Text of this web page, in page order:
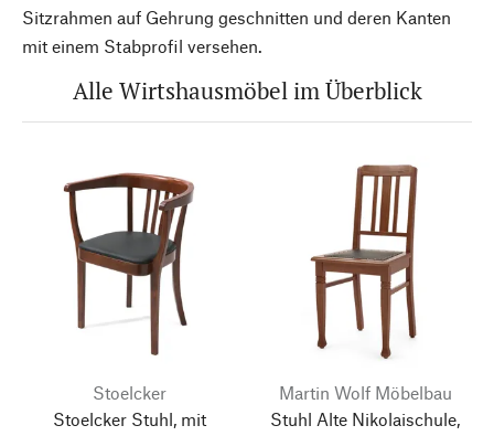
Sitzrahmen auf Gehrung geschnitten und deren Kanten
mit einem Stabprofil versehen.
Alle Wirtshausmöbel im Überblick
Stoelcker
Stoelcker Stuhl, mit
Martin Wolf Möbelbau
Stuhl Alte Nikolaischule,